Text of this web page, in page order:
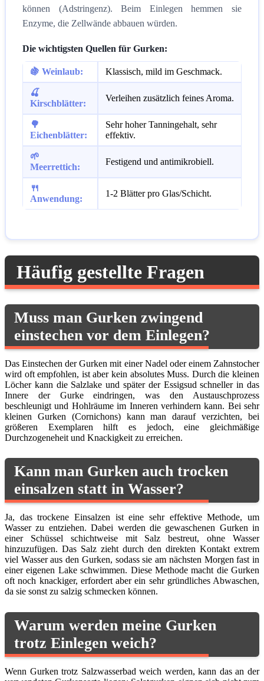
können (Adstringenz). Beim Einlegen hemmen sie
Enzyme, die Zellwände abbauen würden.
Die wichtigsten Quellen für Gurken:
🍇 Weinlaub: Klassisch, mild im Geschmack.
🍒
Kirschblätter:
Verleihen zusätzlich feines Aroma.
🌳
Eichenblätter:
Sehr hoher Tanningehalt, sehr
effektiv.
🌱
Meerrettich:
Festigend und antimikrobiell.
🍴
Anwendung:
1-2 Blätter pro Glas/Schicht.
Häufig gestellte Fragen
Muss man Gurken zwingend
einstechen vor dem Einlegen?
Das Einstechen der Gurken mit einer Nadel oder einem Zahnstocher
wird oft empfohlen, ist aber kein absolutes Muss. Durch die kleinen
Löcher kann die Salzlake und später der Essigsud schneller in das
Innere der Gurke eindringen, was den Austauschprozess
beschleunigt und Hohlräume im Inneren verhindern kann. Bei sehr
kleinen Gurken (Cornichons) kann man darauf verzichten, bei
größeren Exemplaren hilft es jedoch, eine gleichmäßige
Durchzogeneheit und Knackigkeit zu erreichen.
Kann man Gurken auch trocken
einsalzen statt in Wasser?
Ja, das trockene Einsalzen ist eine sehr effektive Methode, um
Wasser zu entziehen. Dabei werden die gewaschenen Gurken in
einer Schüssel schichtweise mit Salz bestreut, ohne Wasser
hinzuzufügen. Das Salz zieht durch den direkten Kontakt extrem
viel Wasser aus den Gurken, sodass sie am nächsten Morgen fast in
einer eigenen Lake schwimmen. Diese Methode macht die Gurken
oft noch knackiger, erfordert aber ein sehr gründliches Abwaschen,
da sie sonst zu salzig schmecken können.
Warum werden meine Gurken
trotz Einlegen weich?
Wenn Gurken trotz Salzwasserbad weich werden, kann das an der